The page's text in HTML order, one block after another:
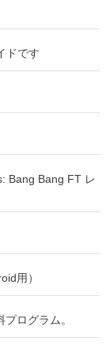
ドです
Bang Bang FT レ
用）
ログラム。